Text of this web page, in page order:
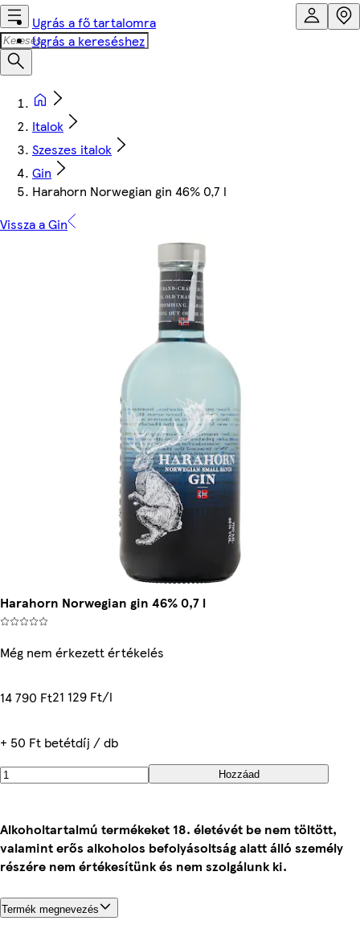
Ugrás a fő tartalomra
Ugrás a kereséshez
Italok
Szeszes italok
Gin
Harahorn Norwegian gin 46% 0,7 l
Vissza a Gin
Harahorn Norwegian gin 46% 0,7 l
Még nem érkezett értékelés
14 790 Ft21 129 Ft/l
+ 50 Ft betétdíj / db
Hozzáad
Alkoholtartalmú termékeket 18. életévét be nem töltött,
valamint erős alkoholos befolyásoltság alatt álló személy
részére nem értékesítünk és nem szolgálunk ki.
Termék megnevezés